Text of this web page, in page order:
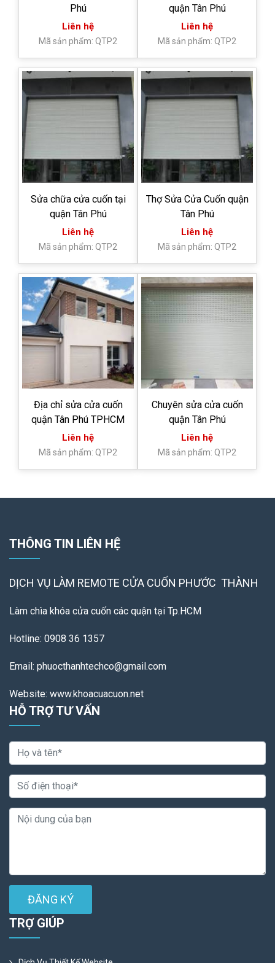
Phú
Liên hệ
Mã sản phẩm: QTP2
quận Tân Phú
Liên hệ
Mã sản phẩm: QTP2
Sửa chữa cửa cuốn tại
quận Tân Phú
Liên hệ
Mã sản phẩm: QTP2
Thợ Sửa Cửa Cuốn quận
Tân Phú
Liên hệ
Mã sản phẩm: QTP2
Địa chỉ sửa cửa cuốn
quận Tân Phú TPHCM
Liên hệ
Mã sản phẩm: QTP2
Chuyên sửa cửa cuốn
quận Tân Phú
Liên hệ
Mã sản phẩm: QTP2
THÔNG TIN LIÊN HỆ
DỊCH VỤ LÀM REMOTE CỬA CUỐN PHƯỚC THÀNH
Làm chìa khóa cửa cuốn các quận tại Tp.HCM
Hotline: 0908 36 1357
Email: phuocthanhtechco@gmail.com
Website: www.khoacuacuon.net
HỖ TRỢ TƯ VẤN
ĐĂNG KÝ
TRỢ GIÚP